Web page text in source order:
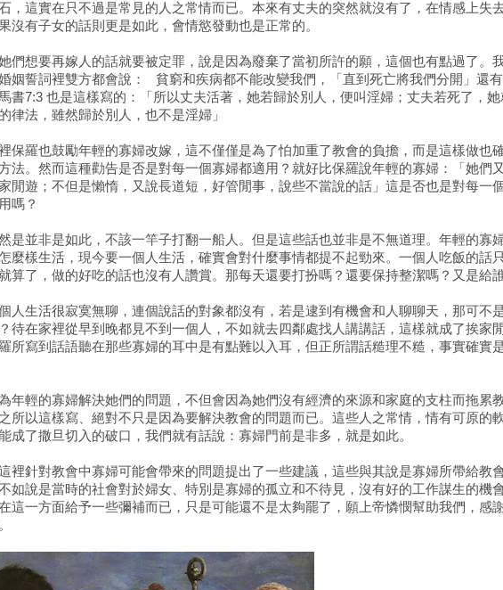
，這實在只不過是常見的人之常情而已。本來有丈夫的突然就沒有了，在情感上失
沒有子女的話則更是如此，會情慾發動也是正常的。
們想要再嫁人的話就要被定罪，說是因為廢棄了當初所許的願，這個也有點過了。
姻誓詞裡雙方都會說：
貧窮和疾病都不能改變我們，「直到死亡將我們分開」還
書7:3 也是這樣寫的：「所以丈夫活著，她若歸於別人，便叫淫婦；丈夫若死了，
律法，雖然歸於別人，也不是淫婦」
保羅也鼓勵年輕的寡婦改嫁，這不僅僅是為了怕加重了教會的負擔，而是這樣做也
法。然而這種勸告是否是對每一個寡婦都適用？就好比保羅說年輕的寡婦：「她們
閒遊；不但是懶惰，又說長道短，好管閒事，說些不當說的話」這是否也是對每一
嗎？
是並非是如此，不該一竿子打翻一船人。但是這些話也並非是不無道理。年輕的寡
麼樣生活，現今要一個人生活，確實會對什麼事情都提不起勁來。一個人吃飯的話
算了，做的好吃的話也沒有人讚賞。那每天還要打扮嗎？還要保持整潔嗎？又是給
人生活很寂寞無聊，連個說話的對象都沒有，若是逮到有機會和人聊聊天，那可不
待在家裡從早到晚都見不到一個人，不如就去四鄰處找人講講話，這樣就成了挨家
所寫到話語聽在那些寡婦的耳中是有點難以入耳，但正所謂話糙理不糙，事實確實
年輕的寡婦解決她們的問題，不但會因為她們沒有經濟的來源和家庭的支柱而拖累
所以這樣寫、絕對不只是因為要解決教會的問題而已。這些人之常情，情有可原的
成了撒旦切入的破口，我們就有話說：寡婦門前是非多，就是如此。
裡針對教會中寡婦可能會帶來的問題提出了一些建議，這些與其說是寡婦所帶給教
如說是當時的社會對於婦女、特別是寡婦的孤立和不待見，沒有好的工作謀生的機
這一方面給予一些彌補而已，只是可能還不是太夠罷了，願上帝憐憫幫助我們，感